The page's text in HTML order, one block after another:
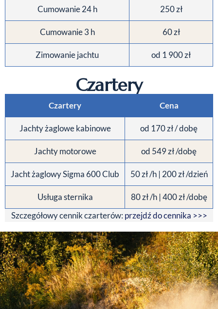
Cumowanie 24 h 250 zł
Cumowanie 3 h 60 zł
Zimowanie jachtu od 1 900 zł
Czartery
Czartery Cena
Jachty żaglowe kabinowe od 170 zł / dobę
Jachty motorowe od 549 zł /dobę
Jacht żaglowy Sigma 600 Club 50 zł /h | 200 zł /dzień
Usługa sternika
80 zł /h | 400 zł /dobę
Szczegółowy cennik czarterów: przejdź do cennika >>>